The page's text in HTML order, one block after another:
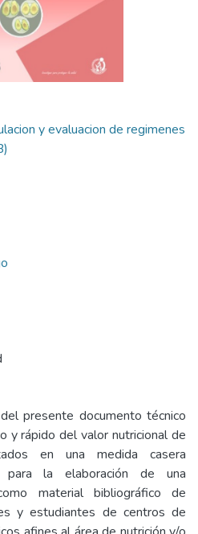
y evaluacion de regimenes
presente documento técnico
y rápido del valor nutricional de
en una medida casera
para la elaboración de una
material bibliográfico de
y estudiantes de centros de